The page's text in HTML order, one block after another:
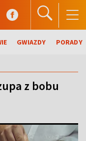
GWIAZDY PORADY
z bobu